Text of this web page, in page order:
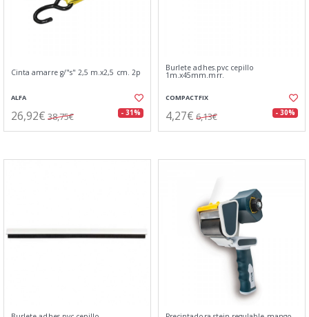
Cinta amarre g/"s" 2,5 m.x2,5 cm. 2p
ALFA
26,92€ 38,75€ - 31%
Burlete adhes.pvc cepillo
1m.x45mm.mrr.
COMPACTFIX
4,27€ 6,13€ - 30%